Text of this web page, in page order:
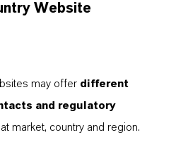
Website
may offer different
and regulatory
market, country and region.